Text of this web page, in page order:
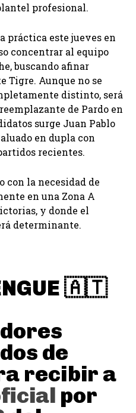
profesional.
práctica este jueves en
concentrar al equipo
buscando afinar
Tigre. Aunque no se
distinto, será
de Pardo en
surge Juan Pablo
en dupla con
recientes.
con la necesidad de
en una Zona A
y donde el
determinante.
🇦🇹
de
recibir a
por